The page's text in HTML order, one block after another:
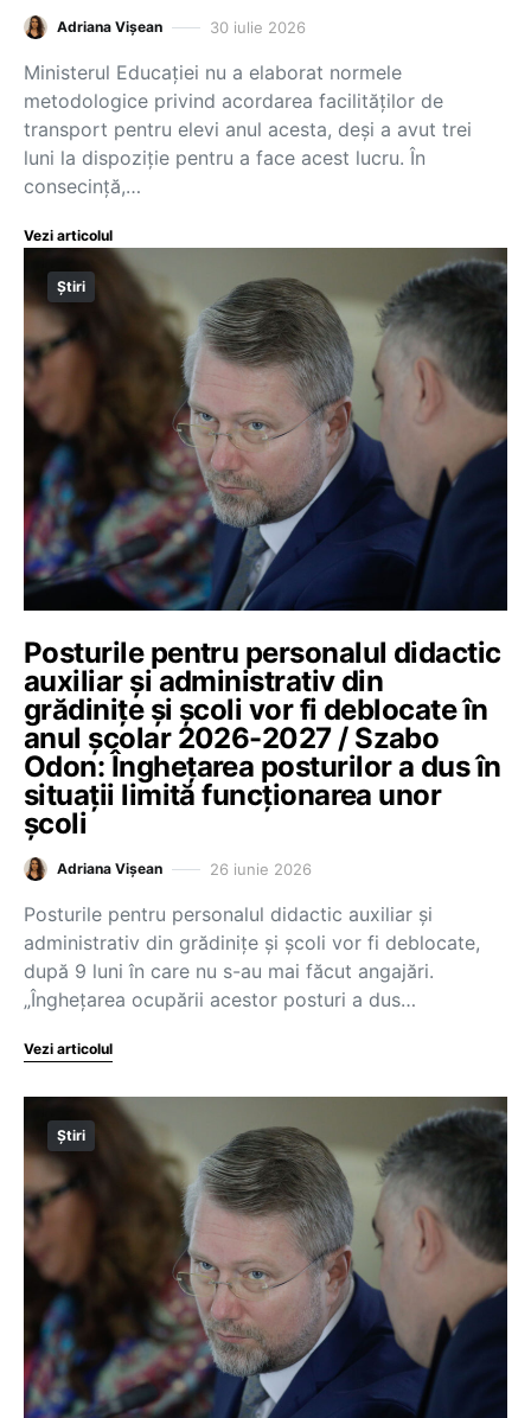
Adriana Vișean 30 iulie 2026
Ministerul Educației nu a elaborat normele
metodologice privind acordarea facilităților de
transport pentru elevi anul acesta, deși a avut trei
luni la dispoziție pentru a face acest lucru. În
consecință,…
Vezi articolul
Știri
Posturile pentru personalul didactic
auxiliar și administrativ din
grădinițe și școli vor fi deblocate în
anul școlar 2026-2027 / Szabo
Odon: Înghețarea posturilor a dus în
situații limită funcționarea unor
școli
Adriana Vișean 26 iunie 2026
Posturile pentru personalul didactic auxiliar și
administrativ din grădinițe și școli vor fi deblocate,
după 9 luni în care nu s-au mai făcut angajări.
„Înghețarea ocupării acestor posturi a dus…
Vezi articolul
Știri